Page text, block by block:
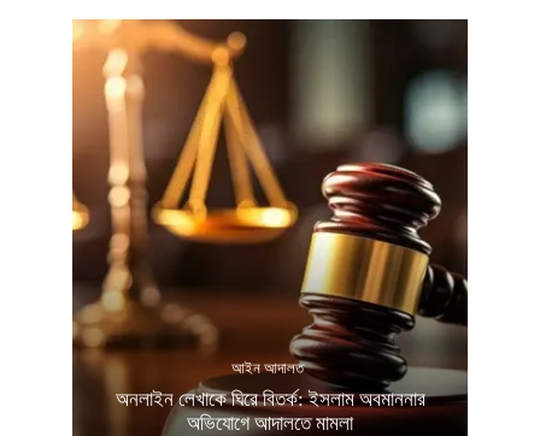
আইন আদালত
অনলাইন লেখাকে ঘিরে বিতর্ক: ইসলাম অবমাননার
অভিযোগে আদালতে মামলা